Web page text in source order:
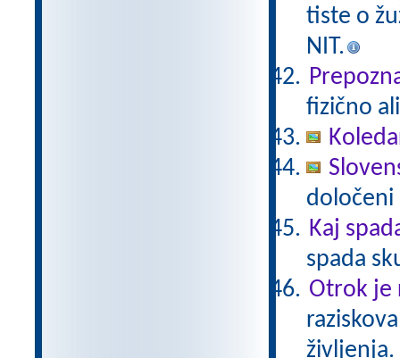
tiste o
NIT.
fizično
določeni
Kaj
spada
Otrok je
življenja.